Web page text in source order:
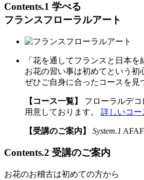
Contents.1 学べる
フランスフローラルアート
「花を通してフランスと日本
お花の習い事は初めてという初
ぜひご自身に合ったコースを見
【コース一覧】 フローラルデコ
用意しております。
詳しいコー
【受講のご案内】 System.1
Contents.2 受講のご案内
お花のお稽古は初めての方から